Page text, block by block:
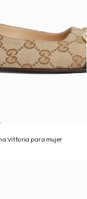
Vittoria para mujer